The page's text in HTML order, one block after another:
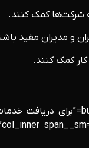
شرکت‌ها کمک کنند.
و مدیران مفید
کار کمک کنند.